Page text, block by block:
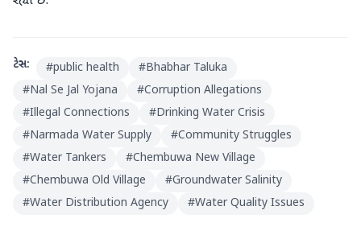
ટેગ્સ: #public health #Bhabhar Taluka
#Nal Se Jal Yojana #Corruption Allegations
#Illegal Connections #Drinking Water Crisis
#Narmada Water Supply #Community Struggles
#Water Tankers #Chembuwa New Village
#Chembuwa Old Village #Groundwater Salinity
#Water Distribution Agency #Water Quality Issues